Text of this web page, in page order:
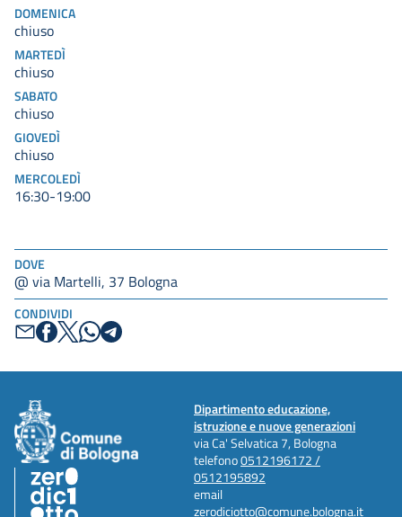
DOVE
@ via Martelli, 37 Bologna
CONDIVIDI
DOMENICA
chiuso
MARTEDÌ
chiuso
SABATO
chiuso
GIOVEDÌ
chiuso
MERCOLEDÌ
16:30-19:00
Dipartimento educazione,
istruzione e nuove generazioni
via Ca' Selvatica 7, Bologna
telefono0512196172 /
0512195892
email
zerodiciotto@comune.bologna.it